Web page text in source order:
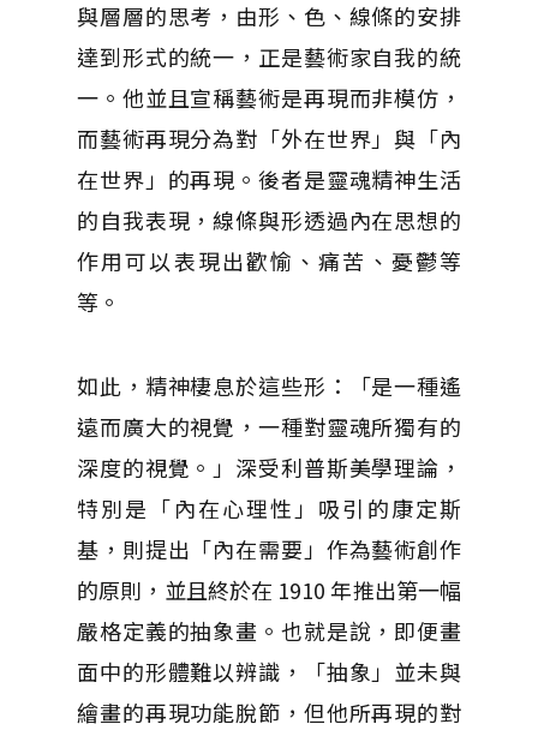
與層層的思考，由形、色、線條的安排
達到形式的統一，正是藝術家自我的統
一。他並且宣稱藝術是再現而非模仿，
而藝術再現分為對「外在世界」與「內
在世界」的再現。後者是靈魂精神生活
的自我表現，線條與形透過內在思想的
作用可以表現出歡愉、痛苦、憂鬱等
等。
如此，精神棲息於這些形：「是一種遙
遠而廣大的視覺，一種對靈魂所獨有的
深度的視覺。」深受利普斯美學理論，
特別是「內在心理性」吸引的康定斯
基，則提出「內在需要」作為藝術創作
的原則，並且終於在 1910 年推出第一幅
嚴格定義的抽象畫。也就是說，即便畫
面中的形體難以辨識，「抽象」並未與
繪畫的再現功能脫節，但他所再現的對